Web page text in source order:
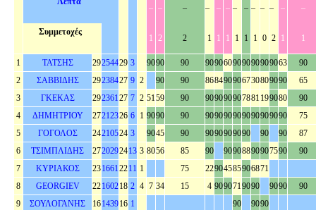
– – – – – – – – – – – – –
Συμμετοχές
1 2 2 1 1 1 1 1 1 0 2 1 1
1 ΤΑΤΣΗΣ 29254429 3 9090 90 909060909090909063
90
2
ΣΑΒΒΙΔΗΣ 29238427 9 2 90 90 868490906730809090
65
3
ΓΚΕΚΑΣ 29236127 7 2 5159 90 909090907881199080
90
4
ΔΗΜΗΤΡΙΟΥ 27212326 6 1 9090 90 909090909090909090
75
5
ΓΟΓΟΛΟΣ 24210524 3 9045 90 9090909090 90 90
87
6
ΤΣΙΜΠΛΙΔΗΣ 2720292413 3 8056 85 90 90908890907590
90
7
ΚΥΡΙΑΚΟΣ 2316612211 1 75 22904585906871
8
GEORGIEV 22160218 2 4 7 34 15 4 9090719090 9090
90
9
ΣΟΥΛΟΓΑΝΗΣ 16143916 1 90 9090